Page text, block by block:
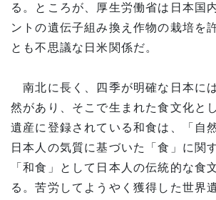
る。ところが、厚生労働省は日本国
ントの遺伝子組み換え作物の栽培を
とも不思議な日米関係だ。
南北に長く、四季が明確な日本に
然があり、そこで生まれた食文化と
遺産に登録されている和食は、「自
日本人の気質に基づいた「食」に関
「和食」として日本人の伝統的な食
る。苦労してようやく獲得した世界